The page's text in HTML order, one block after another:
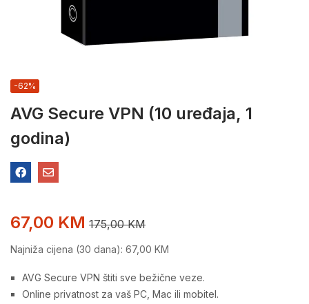
AVG Secure VPN (10 uređaja, 1
godina)
-62%
67,00 KM 175,00KM
Najniža cijena (30 dana): 67,00 KM
AVG Secure VPN štiti sve bežične veze.
Online privatnost za vaš PC, Mac ili mobitel.